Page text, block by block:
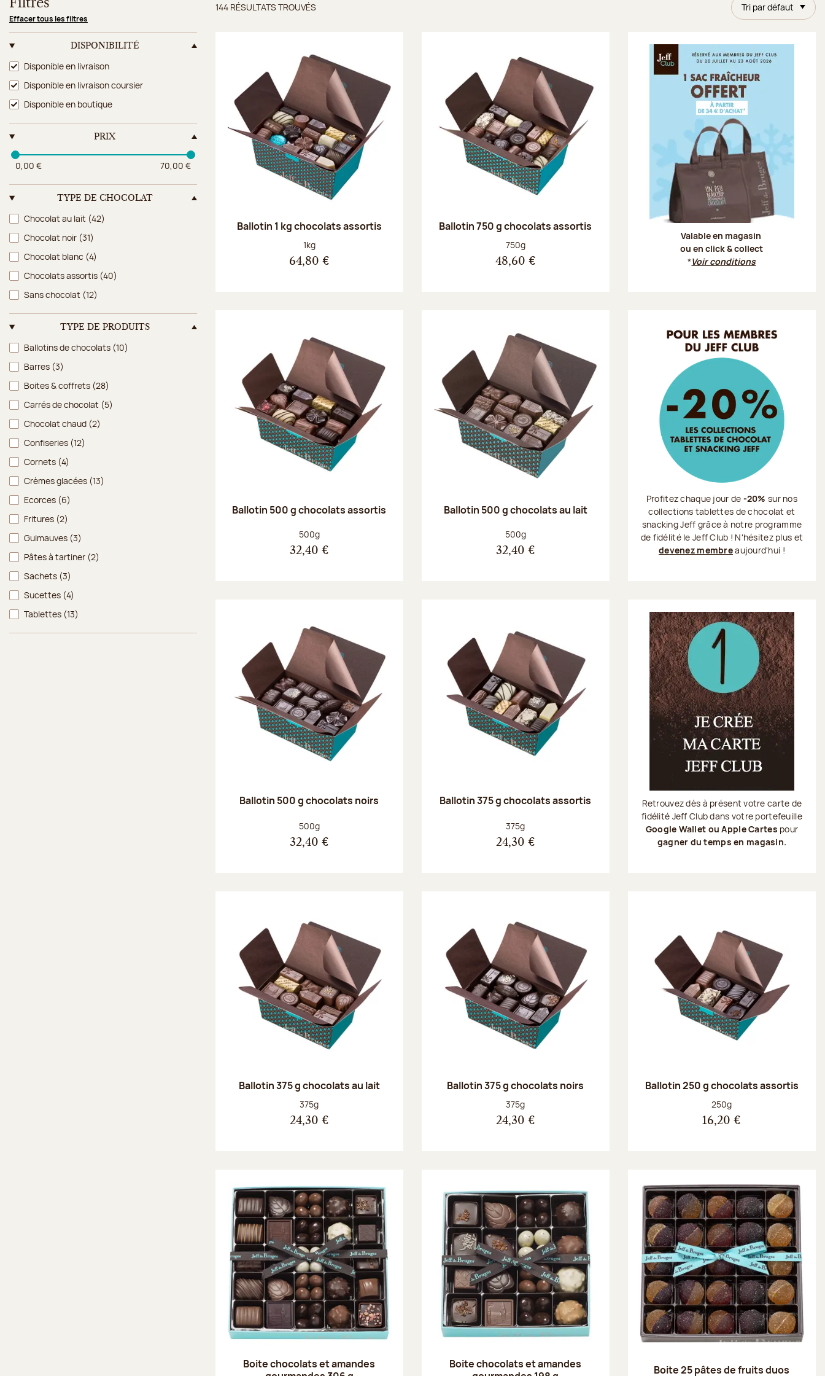
Filtres
Effacer tous les filtres
DISPONIBILITÉ
Disponibilité
Disponible en livraison
Disponible en livraison coursier
Disponible en boutique
PRIX
0,00 € 70,00 €
TYPE DE CHOCOLAT
Type de chocolat
Chocolat au lait (42)
Chocolat noir (31)
Chocolat blanc (4)
Chocolats assortis (40)
Sans chocolat (12)
TYPE DE PRODUITS
Type de produits
Ballotins de chocolats (10)
Barres (3)
Boites & coffrets (28)
Carrés de chocolat (5)
Chocolat chaud (2)
Confiseries (12)
Cornets (4)
Crèmes glacées (13)
Ecorces (6)
Fritures (2)
Guimauves (3)
Pâtes à tartiner (2)
Sachets (3)
Sucettes (4)
Tablettes (13)
Tri par défaut
Résultats trouvés
144 RÉSULTATS TROUVÉS
Ballotin 1 kg chocolats assortis
Poids net :
1kg
64,80 €
Ballotin 750 g chocolats assortis
Poids net :
750g
48,60 €
Valable en magasin
ou en click & collect
*Voir conditions
Ballotin 500 g chocolats assortis
Poids net :
500g
32,40 €
Ballotin 500 g chocolats au lait
Poids net :
500g
32,40 €
Profitez chaque jour de -20% sur nos
collections tablettes de chocolat et
snacking Jeff grâce à notre programme
de fidélité le Jeff Club ! N'hésitez plus et
devenez membreaujourd'hui !
Ballotin 500 g chocolats noirs
Poids net :
500g
32,40 €
Ballotin 375 g chocolats assortis
Poids net :
375g
24,30 €
Retrouvez dès à présent votre carte de
fidélité Jeff Club dans votre portefeuille
Google Wallet ou Apple Cartes pour
gagner du temps en magasin.
Ballotin 375 g chocolats au lait
Poids net :
375g
24,30 €
Ballotin 375 g chocolats noirs
Poids net :
375g
24,30 €
Ballotin 250 g chocolats assortis
Poids net :
250g
16,20 €
Boite chocolats et amandes
Boite chocolats et amandes
Boite 25 pâtes de fruits duos